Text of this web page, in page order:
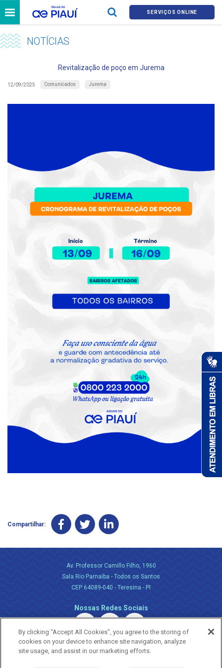
SERVIÇOS ONLINE
NOTÍCIAS
Revitalização de poço em Jurema
12/09/2025 Comunicados Jurema
Compartilhar:
Av. Professor Camillo Filho, 1960
Sala Rio Parnaiba - Todos os Santos
CEP 64089-040 - Teresina - PI
Nossas Redes Sociais
By clicking “Accept All Cookies”, you agree to the storing of
cookies on your device to enhance site navigation, analyze
site usage, and assist in our marketing efforts.